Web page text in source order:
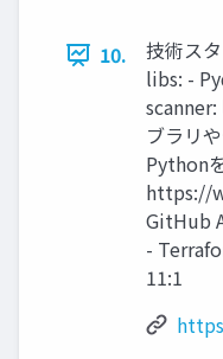
10.
技術ス
libs: -
ブラリ
Python
https://
GitHub
-
11:1